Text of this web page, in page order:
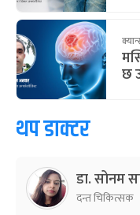
छ
थप डाक्टर
डा. सोनम
दन्त चिकित्सक